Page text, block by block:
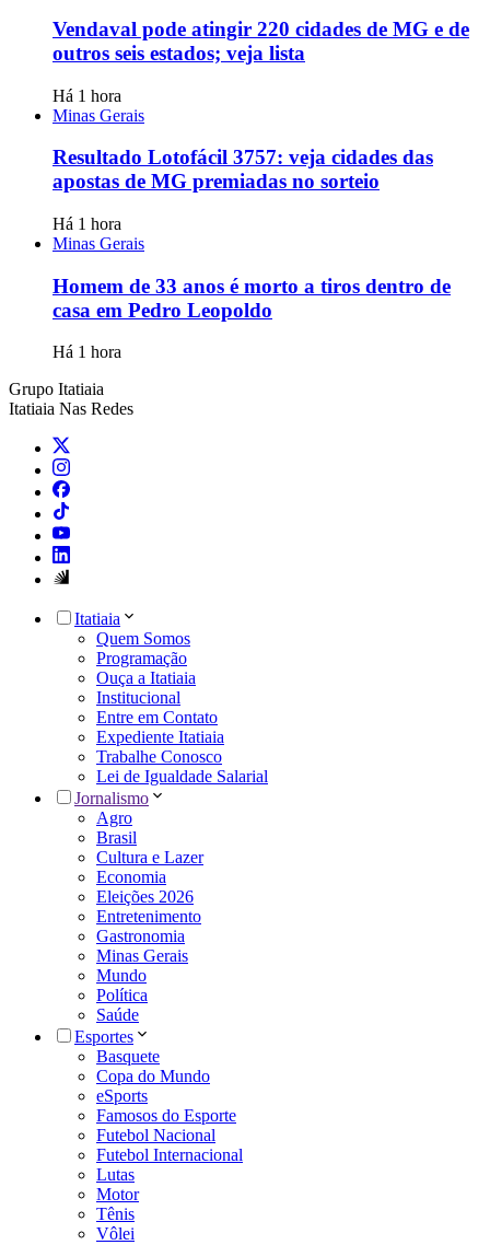
Vendaval pode atingir 220 cidades de MG e de
outros seis estados; veja lista
Há 1 hora
Minas Gerais
Resultado Lotofácil 3757: veja cidades das
apostas de MG premiadas no sorteio
Há 1 hora
Minas Gerais
Homem de 33 anos é morto a tiros dentro de
casa em Pedro Leopoldo
Há 1 hora
Grupo Itatiaia
Itatiaia Nas Redes
Itatiaia
Quem Somos
Programação
Ouça a Itatiaia
Institucional
Entre em Contato
Expediente Itatiaia
Trabalhe Conosco
Lei de Igualdade Salarial
Jornalismo
Agro
Brasil
Cultura e Lazer
Economia
Eleições 2026
Entretenimento
Gastronomia
Minas Gerais
Mundo
Política
Saúde
Esportes
Basquete
Copa do Mundo
eSports
Famosos do Esporte
Futebol Nacional
Futebol Internacional
Lutas
Motor
Tênis
Vôlei